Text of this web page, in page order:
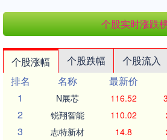
个股实时涨跌
个股涨幅 个股跌幅 个股流入
排名
名称 最新价
1
N展芯 116.52
2 锐翔智能 110.02
3 志特新材 14.8